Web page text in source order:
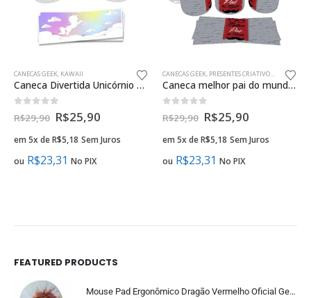
CANECAS GEEK, KAWAII
Caneca Divertida Unicórnio Nuvens Presente Geek
fora de 5
R$29,90 R$25,90
em 5x deR$5,18 Sem Juros
ou R$23,31 No PIX
CANECAS GEEK, PRESENTES CRIATIVOS PAIS GEEK
Caneca melhor pai do mundo presente criativo geek
fora de 5
R$29,90 R$25,90
em 5x deR$5,18 Sem Juros
ou R$23,31 No PIX
FEATURED PRODUCTS
Mouse Pad Ergonômico Dragão Vermelho Oficial Geek Vip